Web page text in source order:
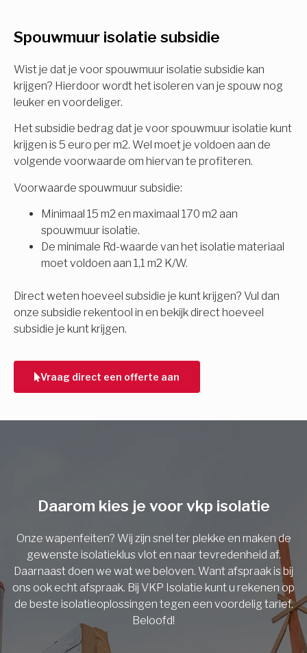
Spouwmuur isolatie subsidie
Wist je dat je voor spouwmuur isolatie subsidie kan
krijgen? Hierdoor wordt het isoleren van je spouw nog
leuker en voordeliger.
Het subsidie bedrag dat je voor spouwmuur isolatie kunt
krijgen is 5 euro per m2. Wel moet je voldoen aan de
volgende voorwaarde om hiervan te profiteren.
Voorwaarde spouwmuur subsidie:
Minimaal 15 m2 en maximaal 170 m2 aan
spouwmuur isolatie.
De minimale Rd-waarde van het isolatie materiaal
moet voldoen aan 1,1 m2 K/W.
Direct weten hoeveel subsidie je kunt krijgen? Vul dan
onze subsidie rekentool in en bekijk direct hoeveel
subsidie je kunt krijgen.
Vraag direct een offerte aan
Isolatiemaatregel
Spouwisolatie
Vloerisolatie
Dakisolatie
Gevelisolatie
Vorige
subsidie!
Vul uw gegevens in en ontvang nu direct uw
berekening per mail.
Voornaam
Achternaam
Vorige
Daarom kies je voor vkp isolatie
Onze wapenfeiten? Wij zijn snel ter plekke en maken de
gewenste isolatieklus vlot en naar tevredenheid af.
Daarnaast doen we wat we beloven. Want afspraak is bij
ons ook echt afspraak. Bij VKP Isolatie kunt u rekenen op
de beste isolatieoplossingen tegen een voordelig tarief.
Beloofd!